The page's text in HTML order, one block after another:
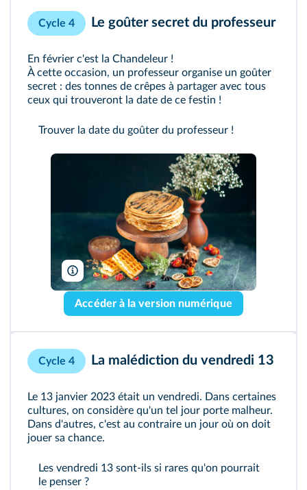
Cycle 4 Le goûter secret du professeur
En février c'est la Chandeleur !
À cette occasion, un professeur organise un goûter
secret : des tonnes de crêpes à partager avec tous
ceux qui trouveront la date de ce festin !
Trouver la date du goûter du professeur !
mdjaff/Freepik
Accéder à la version numérique
Cycle 4 La malédiction du vendredi 13
Le 13 janvier 2023 était un vendredi. Dans certaines
cultures, on considère qu'un tel jour porte malheur.
Dans d'autres, c'est au contraire un jour où on doit
jouer sa chance.
Les vendredi 13 sont-ils si rares qu'on pourrait
le penser ?